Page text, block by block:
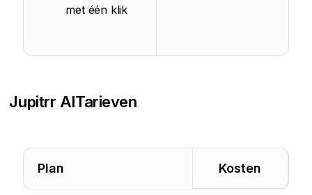
met één klik
Jupitrr AITarieven
Plan Kosten